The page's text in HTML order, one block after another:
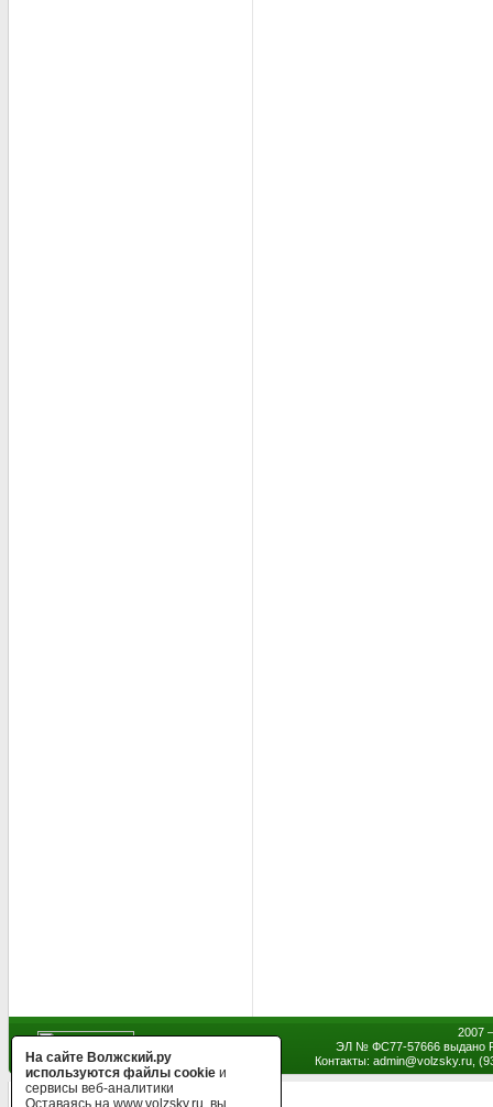
2007
ЭЛ № ФС77-57666 выдано
Контакты: admin@volzsky.ru,
На сайте Волжский.ру
используются файлы cookie и
сервисы веб-аналитики
Оставаясь на www.volzsky.ru, вы